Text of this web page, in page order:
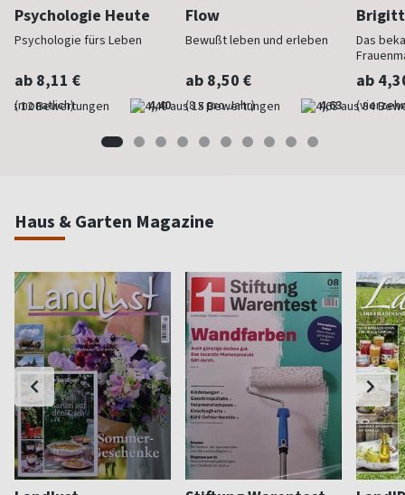
Psychologie Heute
Psychologie fürs Leben
ab 8,11 €
(monatlich) 4,40
Flow
Bewußt leben und erleben
ab 8,50 €
(8 x pro Jahr) 4,63
Das
ab
Haus & Garten Magazine